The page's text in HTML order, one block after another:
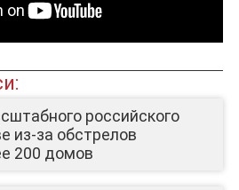
российского
из-за обстрелов
200 домов